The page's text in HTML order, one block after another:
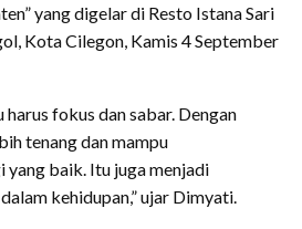
yang digelar di Resto Istana Sari
Kota Cilegon, Kamis 4 September
harus fokus dan sabar. Dengan
tenang dan mampu
yang baik. Itu juga menjadi
kehidupan,” ujar Dimyati.